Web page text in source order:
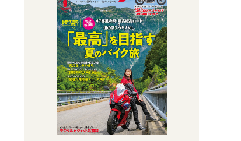
身長170cmのライダーがまたがった時の様子（写真
SEと同じ）